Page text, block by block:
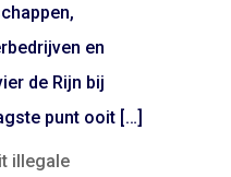
en
de Rijn bij
punt ooit […]
illegale